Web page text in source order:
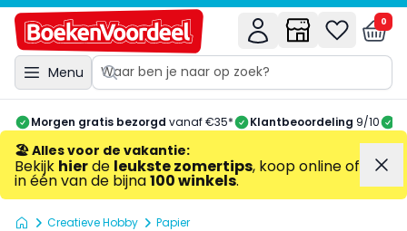
Menu
0
Morgen gratis bezorgd vanaf €35* Klantbeoordeling 9/10
🏖️ Alles voor de vakantie:
Bekijk hierde leukste zomertips, koop online of
in één van de bijna100 winkels.
Creatieve Hobby Papier